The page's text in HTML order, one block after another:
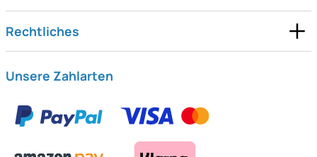
Rechtliches
Unsere Zahlarten